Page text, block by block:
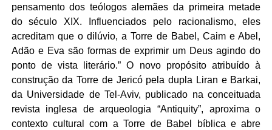
pensamento dos teólogos alemães da primeira metade
do século XIX. Influenciados pelo racionalismo, eles
acreditam que o dilúvio, a Torre de Babel, Caim e Abel,
Adão e Eva são formas de exprimir um Deus agindo do
ponto de vista literário.” O novo propósito atribuído à
construção da Torre de Jericó pela dupla Liran e Barkai,
da Universidade de Tel-Aviv, publicado na conceituada
revista inglesa de arqueologia “Antiquity”, aproxima o
contexto cultural com a Torre de Babel bíblica e abre